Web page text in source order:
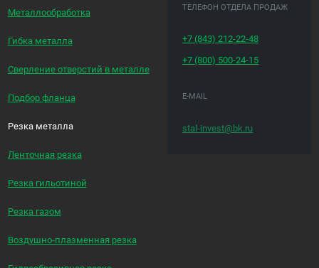
Металлообработка
Гибка металла
Сверление отверстий в металле
Подбор фланца
Резка металла
Ленточная резка
Резка гильотиной
Резка газом
Воздушно-плазменная резка
ТЕЛЕФОН ОТДЕЛА ПРОДАЖ
+7 (843) 212-22-48
+7 (800) 500-24-15
E-MAIL
stal-invest@bk.ru